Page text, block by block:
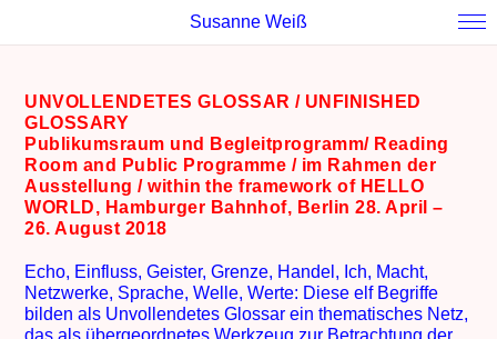
Susanne Weiß
UNVOLLENDETES GLOSSAR / UNFINISHED
GLOSSARY
Publikumsraum und Begleitprogramm/ Reading
Room and Public Programme / im Rahmen der
Ausstellung / within the framework of HELLO
WORLD, Hamburger Bahnhof, Berlin 28. April –
26. August 2018
Echo, Einfluss, Geister, Grenze, Handel, Ich, Macht,
Netzwerke, Sprache, Welle, Werte: Diese elf Begriffe
bilden als Unvollendetes Glossar ein thematisches Netz,